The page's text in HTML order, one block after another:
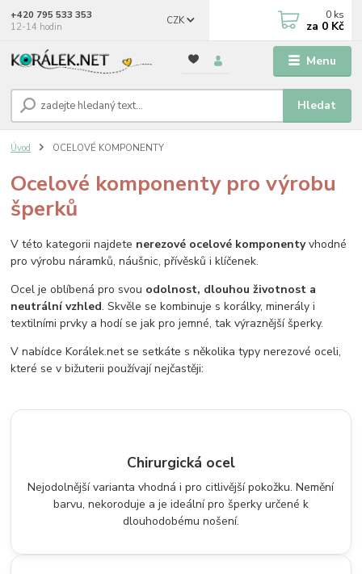
Menu
CZK
Hledat
+420 795 533 353
12-14 hodin
0 ks
za 0 Kč
Úvod OCELOVÉ KOMPONENTY
Ocelové komponenty pro výrobu
šperků
V této kategorii najdete nerezové ocelové komponentyvhodné
pro výrobu náramků, náušnic, přívěsků i klíčenek.
Ocel je oblíbená pro svou odolnost, dlouhou životnost a
neutrální vzhled. Skvěle se kombinuje s korálky, minerály i
textilními prvky a hodí se jak pro jemné, tak výraznější šperky.
V nabídce Korálek.net se setkáte s několika typy nerezové oceli,
které se v bižuterii používají nejčastěji:
Chirurgická ocel
Nejodolnější varianta vhodná i pro citlivější pokožku. Nemění
barvu, nekoroduje a je ideální pro šperky určené k
dlouhodobému nošení.